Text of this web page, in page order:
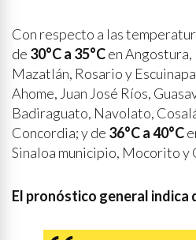
Con respecto a las
de 30°C a 35°Cen
Mazatlán, Rosario y
Ahome, Juan José Ríos,
Badiraguato, Navolato,
Concordia; y de 36°C a 40°C
Sinaloa municipio, Mocorito y
El pronóstico general indica